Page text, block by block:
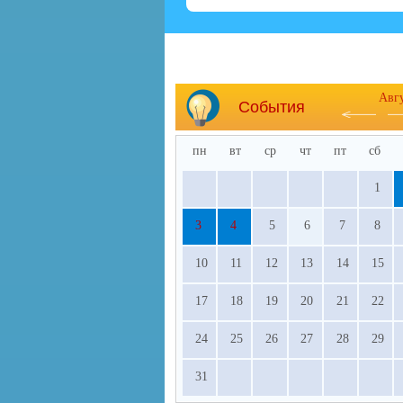
События
пн вт ср чт пт сб
1
3 4 5 6 7 8
10 11 12 13 14 15
17 18 19 20 21 22
24 25 26 27 28 29
31